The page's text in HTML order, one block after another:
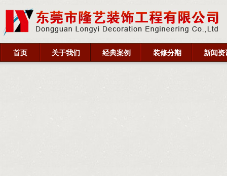
首页 关于我们 经典案例 装修分期 新闻资